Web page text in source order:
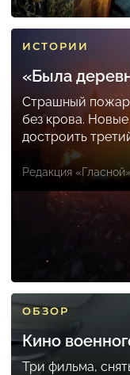
ИСТОРИИ
«Была
Страшный пожар
без крова.
достроить
Редакция
ОБЗОР
Кино
Три фильма,